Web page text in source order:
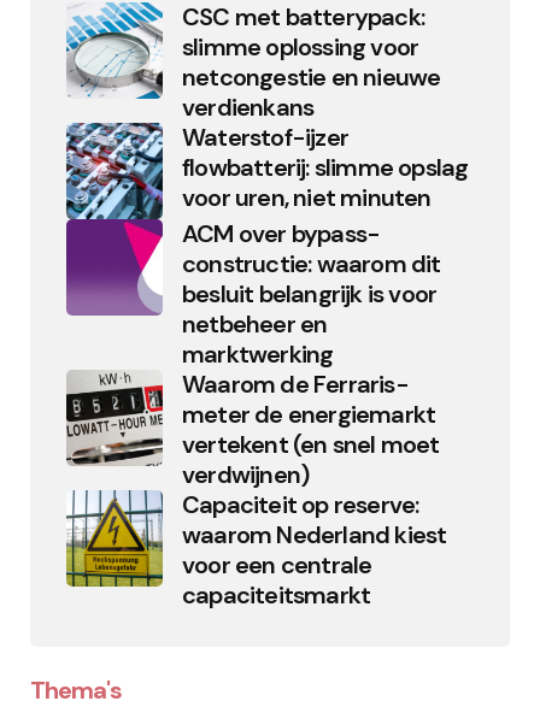
CSC met batterypack:
slimme oplossing voor
netcongestie en nieuwe
verdienkans
Waterstof-ijzer
flowbatterij: slimme opslag
voor uren, niet minuten
ACM over bypass-
constructie: waarom dit
besluit belangrijk is voor
netbeheer en
marktwerking
Waarom de Ferraris-
meter de energiemarkt
vertekent (en snel moet
verdwijnen)
Capaciteit op reserve:
waarom Nederland kiest
voor een centrale
capaciteitsmarkt
Thema's